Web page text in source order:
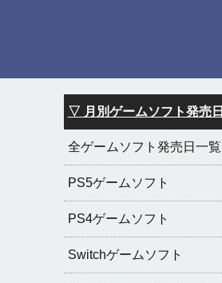
▽ 月別ゲームソフト発売日
全ゲームソフト発売日一覧
PS5ゲームソフト
PS4ゲームソフト
Switchゲームソフト